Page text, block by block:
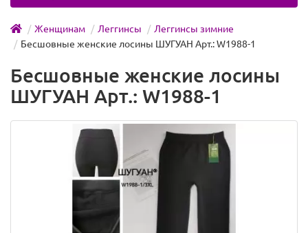
Женщинам Леггинсы
Леггинсы зимние
Бесшовные женские лосины ШУГУАН Арт.: W1988-1
Бесшовные женские лосины
ШУГУАН Арт.: W1988-1